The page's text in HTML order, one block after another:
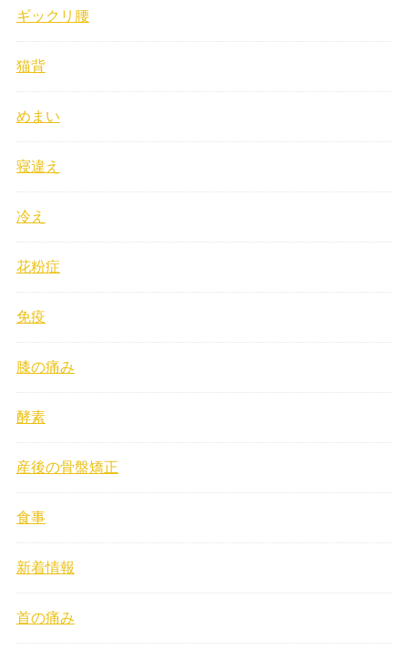
ギックリ腰
猫背
めまい
寝違え
冷え
花粉症
免疫
膝の痛み
酵素
産後の骨盤矯正
食事
新着情報
首の痛み